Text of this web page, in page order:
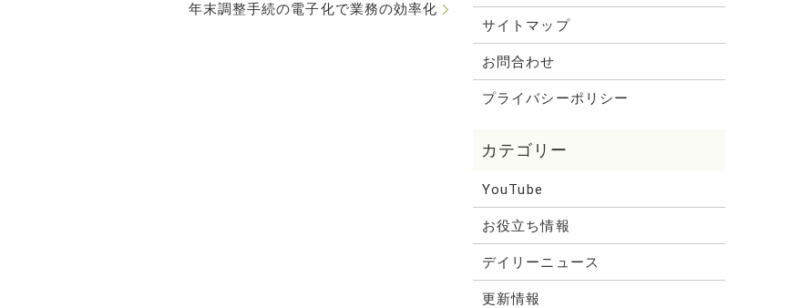
年末調整手続の電子化で業務の効率化
サイトマップ
お問合わせ
プライバシーポリシー
YouTube
お役立ち情報
デイリーニュース
更新情報